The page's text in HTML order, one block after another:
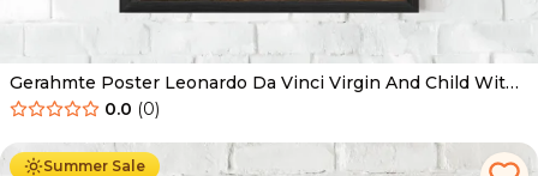
Gerahmte Poster Leonardo Da Vinci Virgin And Child With
St Anne
0.0 (0)
Summer Sale
Ab 49.90 € 29.90